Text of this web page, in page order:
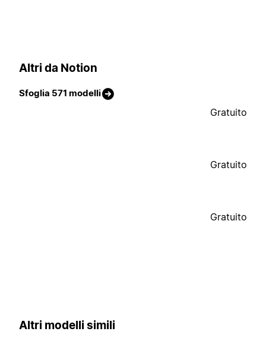
Altri da Notion
Sfoglia 571 modelli
Gratuito
Gratuito
Gratuito
Altri modelli simili